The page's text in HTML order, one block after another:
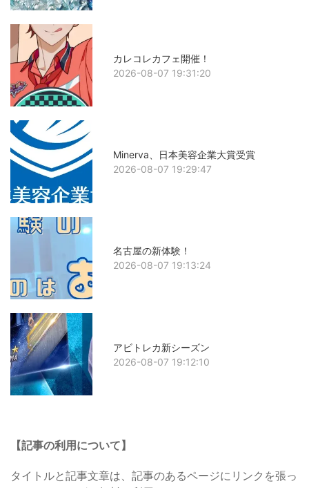
カレコレカフェ開催！
2026-08-07 19:31:20
Minerva、日本美容企業大賞受賞
2026-08-07 19:29:47
名古屋の新体験！
2026-08-07 19:13:24
アビトレカ新シーズン
2026-08-07 19:12:10
【記事の利用について】
タイトルと記事文章は、記事のあるページにリンクを張っ